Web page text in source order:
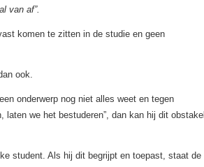
van af”.
komen te zitten in de studie en geen
ook.
onderwerp nog niet alles weet en tegen
we het bestuderen”, dan kan hij dit obstakel
student. Als hij dit begrijpt en toepast, staat de